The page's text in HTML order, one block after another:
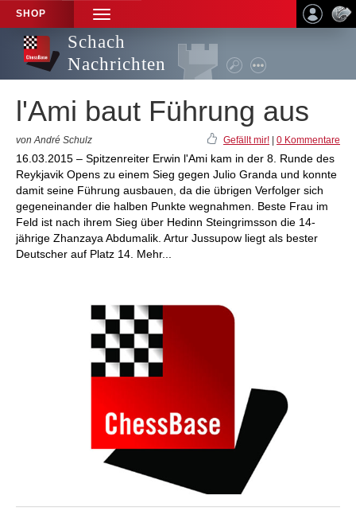
SHOP
TOGGLE
NAVIGATION
Schach
Nachrichten
l'Ami baut Führung aus
von André Schulz Gefällt mir! 0 Kommentare
16.03.2015 – Spitzenreiter Erwin l'Ami kam in der 8. Runde des
Reykjavik Opens zu einem Sieg gegen Julio Granda und konnte
damit seine Führung ausbauen, da die übrigen Verfolger sich
gegeneinander die halben Punkte wegnahmen. Beste Frau im
Feld ist nach ihrem Sieg über Hedinn Steingrimsson die 14-
jährige Zhanzaya Abdumalik. Artur Jussupow liegt als bester
Deutscher auf Platz 14. Mehr...